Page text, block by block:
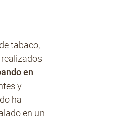
tabaco,
en
y
ha
en un